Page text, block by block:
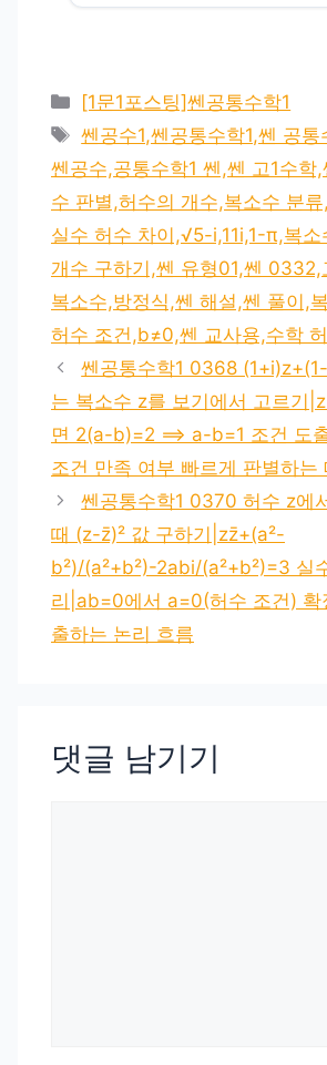
카
테
리
[1문1포스팅]쎈공통수학1
태
그
쎈공수1,쎈공통수학1,쎈 공통
쎈공수,공통수학1 쎈,쎈 고1수학
수 판별,허수의 개수,복소수 분
실수 허수 차이,√5-i,11i,1-π,복소
개수 구하기,쎈 유형01,쎈 0332,
복소수,방정식,쎈 해설,쎈 풀이,
허수 조건,b≠0,쎈 교사용,수학
쎈공통수학1 0368
는 복소수 z를 보기에서 고르기
면 2(a-b)=2 ⟹ a-b=1 조건 도
조건 만족 여부 빠르게 판별하는
쎈공통수학1 0370 허수 z에
때 (z-z̄)² 값 구하기|zz̄+(a²-
b²)/(a²+b²)-2abi/(a²+b²)=3 실
리|ab=0에서 a=0(허수 조건) 확
출하는 논리 흐름
댓글 남기기